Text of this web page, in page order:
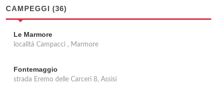
CAMPEGGI (36)
Le Marmore
località Campacci , Marmore
Fontemaggio
strada Eremo delle Carceri 8, Assisi